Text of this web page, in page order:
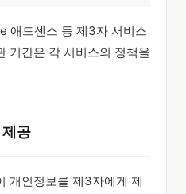
애드센스 등 제3자 서비스
기간은 각 서비스의 정책을
공
개인정보를 제3자에게 제